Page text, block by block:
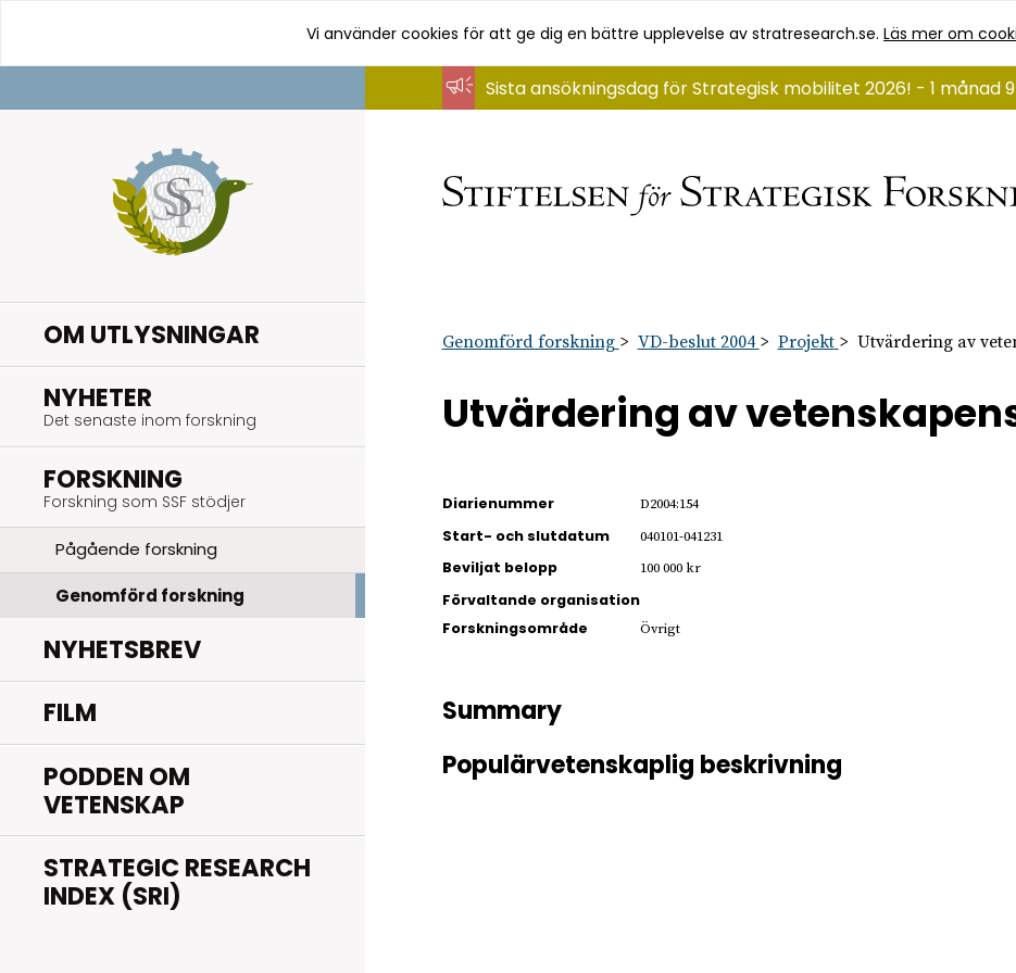
innehåll
Vi använder cookies för att ge dig en bättre upplevelse av stratresearch.se.Läs mer om
OM UTLYSNINGAR
NYHETER
Det senaste inom forskning
FORSKNING
Forskning som SSF stödjer
Pågående forskning
Genomförd forskning
NYHETSBREV
FILM
PODDEN OM
VETENSKAP
STRATEGIC RESEARCH
INDEX (SRI)
Sista ansökningsdag för Strategisk mobilitet 2026! - 1 månad
Genomförd forskning VD-beslut 2004 Projekt Utvärdering av
Utvärdering av
Diarienummer D2004:154
Start- och slutdatum 040101-041231
Beviljat belopp 100 000 kr
Förvaltande organisation
Forskningsområde
Övrigt
Summary
Populärvetenskaplig beskrivning